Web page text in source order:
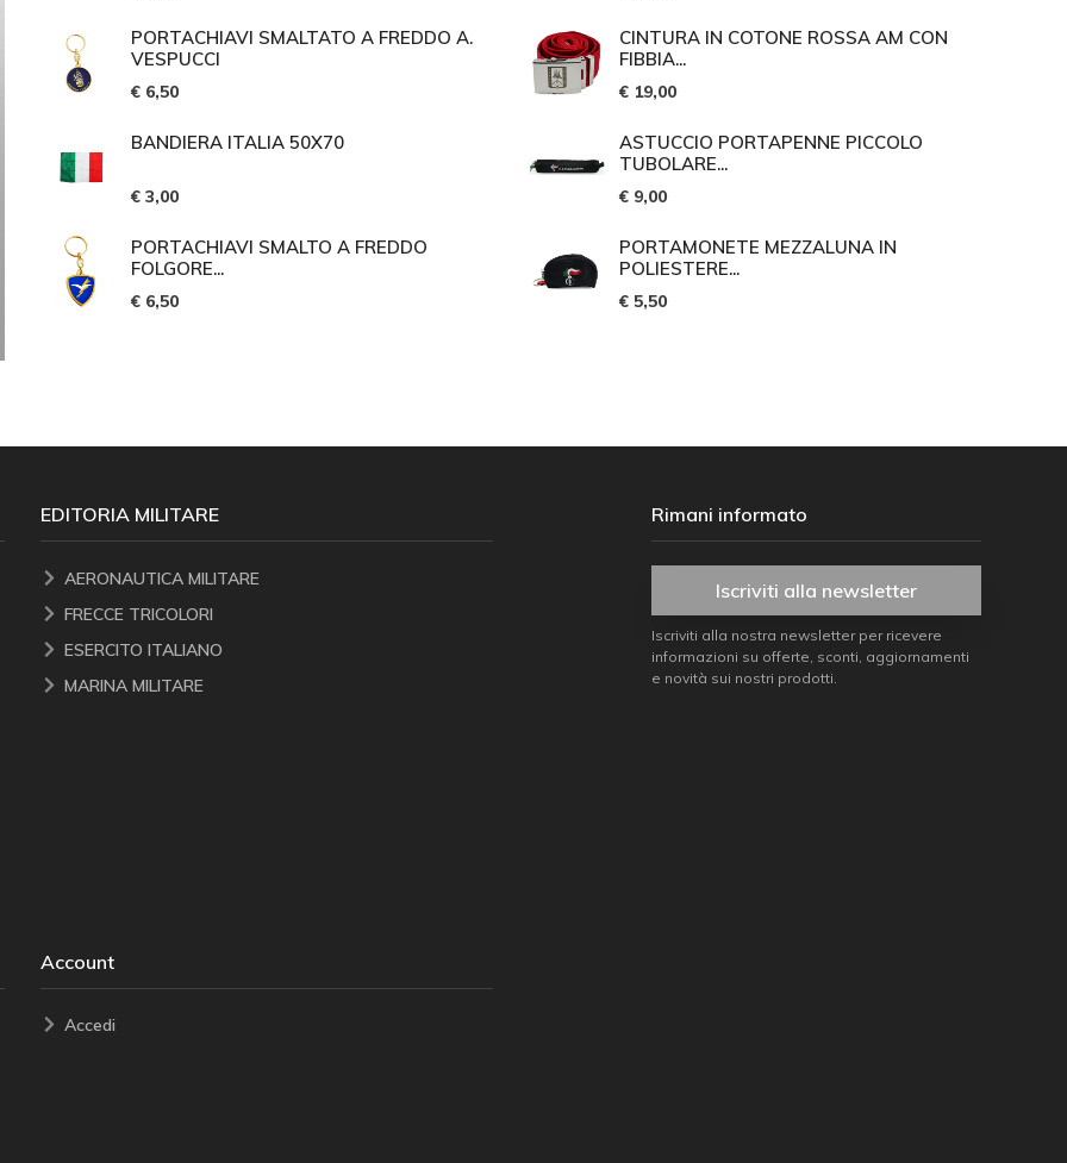
PORTACHIAVI SMALTATO A FREDDO A.
VESPUCCI
€ 6,50
BANDIERA ITALIA 50X70
€ 3,00
PORTACHIAVI SMALTO A FREDDO
FOLGORE...
€ 6,50
CINTURA IN COTONE ROSSA AM CON
FIBBIA...
€ 19,00
ASTUCCIO PORTAPENNE PICCOLO
TUBOLARE...
€ 9,00
PORTAMONETE MEZZALUNA IN
POLIESTERE...
€ 5,50
EDITORIA MILITARE
AERONAUTICA MILITARE
FRECCE TRICOLORI
ESERCITO ITALIANO
MARINA MILITARE
Account
Accedi
Rimani informato
Iscriviti alla newsletter
Iscriviti alla nostra newsletter per ricevere
informazioni su offerte, sconti, aggiornamenti
e novità sui nostri prodotti.